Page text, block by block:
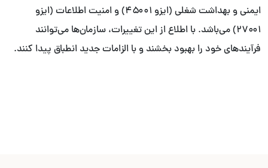
ایمنی و بهداشت شغلی (ایزو ۴۵۰۰۱) و امنیت اطلاعات (ایزو
۲۷۰۰۱) می‌باشد. با اطلاع از این تغییرات، سازمان‌ها می‌توانند
فرآیندهای خود را بهبود بخشند و با الزامات جدید انطباق پیدا کنند.